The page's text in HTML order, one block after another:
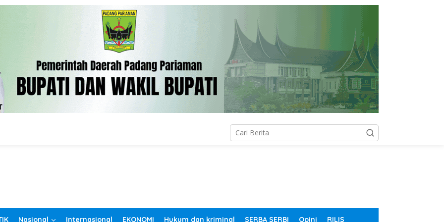
Nasional Internasional EKONOMI Hukum dan kriminal SERBA SERBI Opini RILIS